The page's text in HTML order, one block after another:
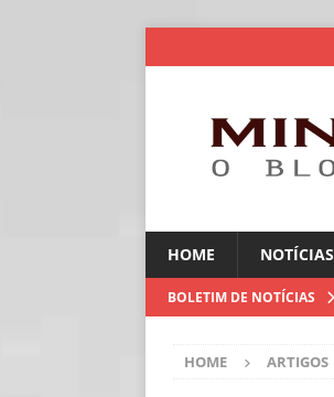
HOME NOTÍCIAS
BOLETIM DE NOTÍCIAS
HOME ARTIGOS